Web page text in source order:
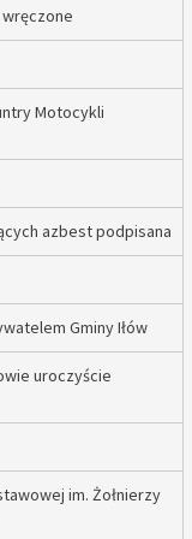
Motocykli
azbest podpisana
Gminy Iłów
uroczyście
im. Żołnierzy